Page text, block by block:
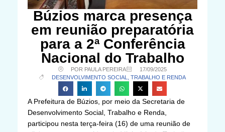
Búzios marca presença
em reunião preparatória
para a 2ª Conferência
Nacional do Trabalho
POR PAULA PEREIRA
17/09/2025
DESENVOLVIMENTO SOCIAL, TRABALHO E RENDA
A Prefeitura de Búzios, por meio da Secretaria de
Desenvolvimento Social, Trabalho e Renda,
participou nesta terça-feira (16) de uma reunião de